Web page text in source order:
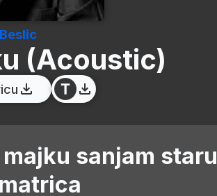
(Acoustic)
sanjam staru